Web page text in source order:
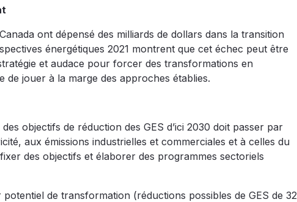
ont dépensé des milliards de dollars dans la transition
énergétiques 2021 montrent que cet échec peut être
et audace pour forcer des transformations en
de jouer à la marge des approches établies.
objectifs de réduction des GES d’ici 2030 doit passer par
aux émissions industrielles et commerciales et à celles du
des objectifs et élaborer des programmes sectoriels
de transformation (réductions possibles de GES de 32